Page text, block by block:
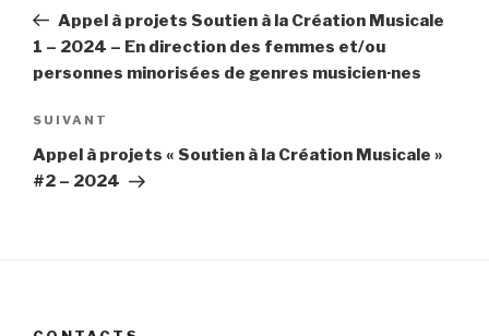
l’article
précédent
Appel à projets Soutien à la Création Musicale
1 – 2024 – En direction des femmes et/ou
personnes minorisées de genres musicien·nes
Article
suivant
SUIVANT
Appel à projets « Soutien à la Création Musicale »
#2 – 2024